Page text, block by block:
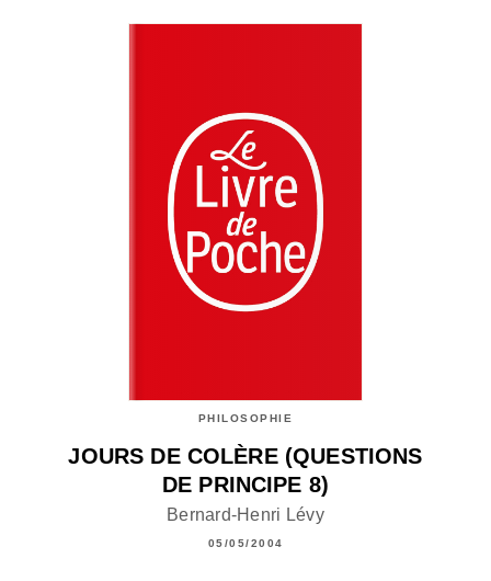
PHILOSOPHIE
JOURS DE COLÈRE (QUESTIONS
DE PRINCIPE 8)
Bernard-Henri Lévy
05/05/2004